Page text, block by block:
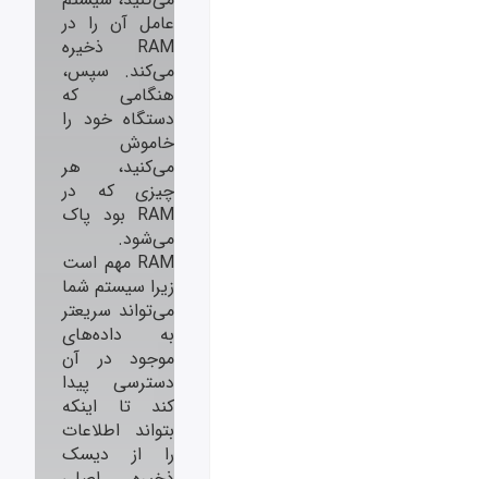
عامل آن را در
RAM ذخیره
می‌کند. سپس،
هنگامی که
دستگاه خود را
خاموش
می‌کنید، هر
چیزی که در
RAM بود پاک
می‌شود.
RAM مهم است
زیرا سیستم شما
می‌تواند سریعتر
به داده‌های
موجود در آن
دسترسی پیدا
کند تا اینکه
بتواند اطلاعات
را از دیسک